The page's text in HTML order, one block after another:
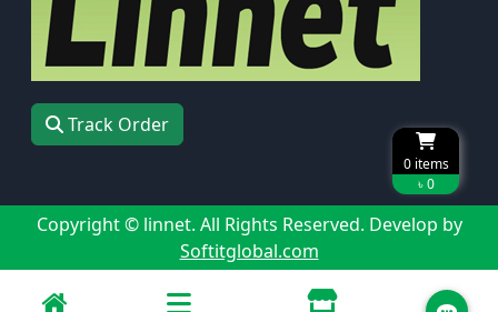
0items
৳ 0
Track Order
Copyright © linnet. All Rights Reserved. Develop by
Softitglobal.com